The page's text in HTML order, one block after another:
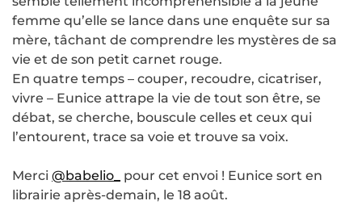
femme qu’elle se lance dans une enquête sur sa
mère, tâchant de comprendre les mystères de sa
vie et de son petit carnet rouge.
En quatre temps – couper, recoudre, cicatriser,
vivre – Eunice attrape la vie de tout son être, se
débat, se cherche, bouscule celles et ceux qui
l’entourent, trace sa voie et trouve sa voix.
Merci @babelio_
pour cet envoi ! Eunice sort en
librairie après-demain, le 18 août.